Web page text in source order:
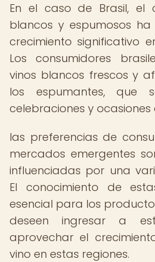
En el caso de Brasil, el
blancos y espumosos
crecimiento significativo
Los consumidores
vinos blancos frescos y
los espumantes, que
celebraciones y ocasiones
las preferencias de
mercados emergentes
influenciadas por una
El conocimiento de
esencial para los
deseen ingresar a
aprovechar el
vino en estas regiones.